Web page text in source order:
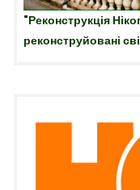
"Реконструкція
реконструйовані